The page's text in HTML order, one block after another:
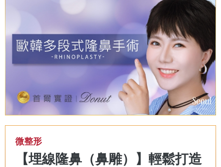
微整形
【埋線隆鼻（鼻雕）】輕鬆打造